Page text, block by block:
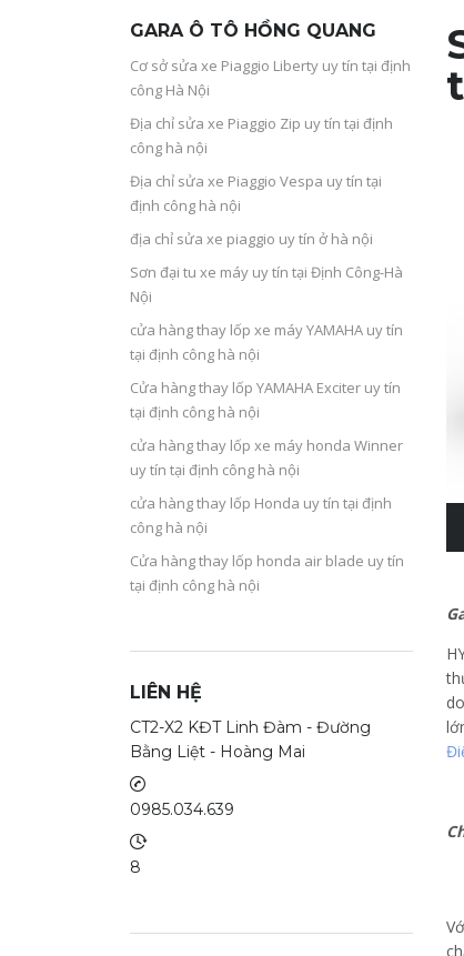
GARA Ô TÔ HỒNG QUANG
Cơ sở sửa xe Piaggio Liberty uy tín tại định
công Hà Nội
Địa chỉ sửa xe Piaggio Zip uy tín tại định
công hà nội
Địa chỉ sửa xe Piaggio Vespa uy tín tại
định công hà nội
địa chỉ sửa xe piaggio uy tín ở hà nội
Sơn đại tu xe máy uy tín tại Định Công-Hà
Nội
cửa hàng thay lốp xe máy YAMAHA uy tín
tại định công hà nội
Cửa hàng thay lốp YAMAHA Exciter uy tín
tại định công hà nội
cửa hàng thay lốp xe máy honda Winner
uy tín tại định công hà nội
cửa hàng thay lốp Honda uy tín tại định
công hà nội
Cửa hàng thay lốp honda air blade uy tín
tại định công hà nội
LIÊN HỆ
CT2-X2 KĐT Linh Đàm - Đường
Bằng Liệt - Hoàng Mai
0985.034.639
8